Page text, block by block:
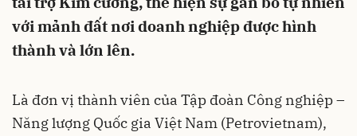
với mảnh đất nơi doanh nghiệp được hình
thành và lớn lên.
Là đơn vị thành viên của Tập đoàn Công nghiệp –
Năng lượng Quốc gia Việt Nam (Petrovietnam),